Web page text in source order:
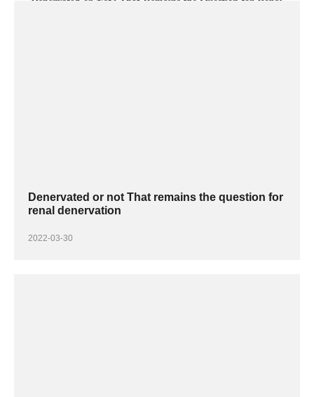
Denervated or not That remains the question for
renal denervation
2022-03-30